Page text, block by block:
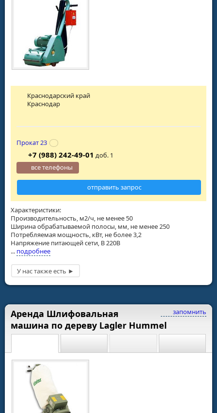
Характеристики:
Производительность, м2/ч, не менее 50
Ширина обрабатываемой полосы, мм, не менее 250
Потребляемая мощность, кВт, не более 3,2
Напряжение питающей сети, В 220В
... подробнее
Краснодарский край
Краснодар
Прокат 23
+7 (988) 242-49-01 доб. 1
все телефоны
отправить запрос
запомнить
Аренда Шлифовальная
машина по дереву Lagler Hummel